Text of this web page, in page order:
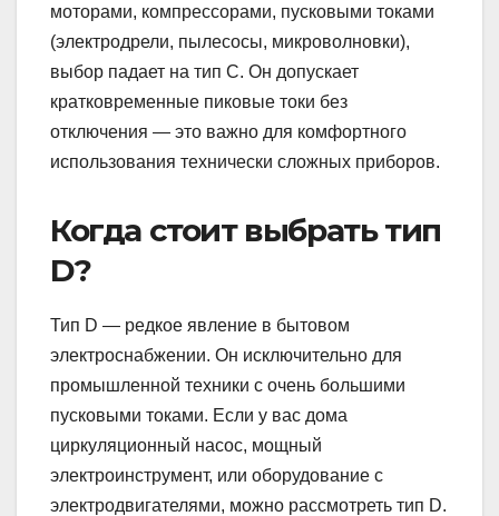
моторами, компрессорами, пусковыми токами
(электродрели, пылесосы, микроволновки),
выбор падает на тип C. Он допускает
кратковременные пиковые токи без
отключения — это важно для комфортного
использования технически сложных приборов.
Когда стоит выбрать тип
D?
Тип D — редкое явление в бытовом
электроснабжении. Он исключительно для
промышленной техники с очень большими
пусковыми токами. Если у вас дома
циркуляционный насос, мощный
электроинструмент, или оборудование с
электродвигателями, можно рассмотреть тип D.